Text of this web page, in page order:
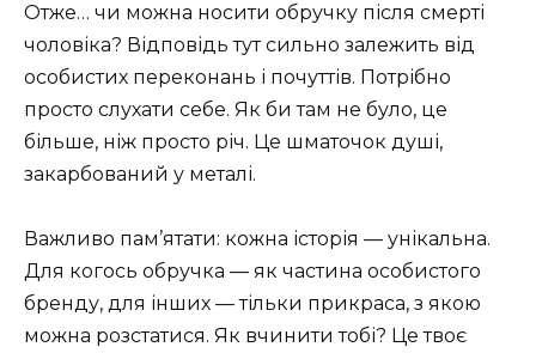
Отже… чи можна носити обручку після смерті
чоловіка? Відповідь тут сильно залежить від
особистих переконань і почуттів. Потрібно
просто слухати себе. Як би там не було, це
більше, ніж просто річ. Це шматочок душі,
закарбований у металі.
Важливо пам’ятати: кожна історія — унікальна.
Для когось обручка — як частина особистого
бренду, для інших — тільки прикраса, з якою
можна розстатися. Як вчинити тобі? Це твоє